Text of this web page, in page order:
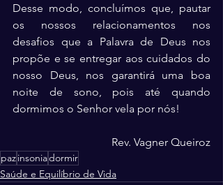
Desse modo, concluímos que, pautar
os nossos relacionamentos nos
desafios que a Palavra de Deus nos
propõe e se entregar aos cuidados do
nosso Deus, nos garantirá uma boa
noite de sono, pois até quando
dormimos o Senhor vela por nós!
Rev. Vagner Queiroz
pazinsoniadormir
Saúde e Equilíbrio de Vida